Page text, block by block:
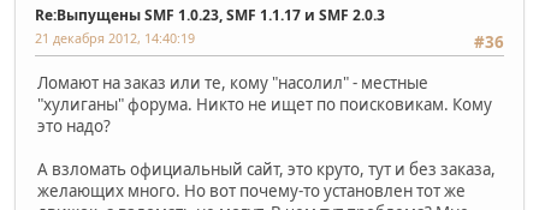
Re:Выпущены SMF 1.0.23, SMF 1.1.17 и SMF 2.0.3
#36
21 декабря 2012, 14:40:19
Ломают на заказ или те, кому "насолил" - местные
"хулиганы" форума. Никто не ищет по поисковикам. Кому
это надо?
А взломать официальный сайт, это круто, тут и без заказа,
желающих много. Но вот почему-то установлен тот же